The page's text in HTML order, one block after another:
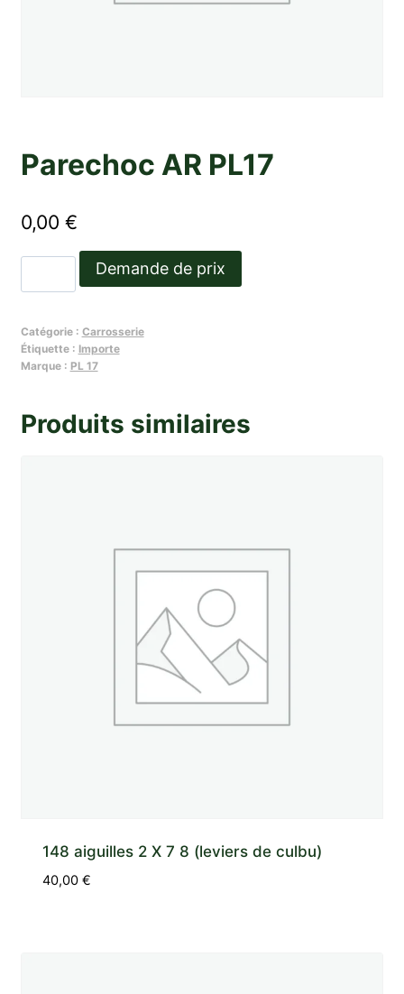
Parechoc AR PL17
0,00 €
de
AR
PL17
Demande de prix
Catégorie : Carrosserie
Étiquette : Importe
Marque : PL 17
Produits similaires
148 aiguilles 2 X 7 8 (leviers de culbu)
40,00€